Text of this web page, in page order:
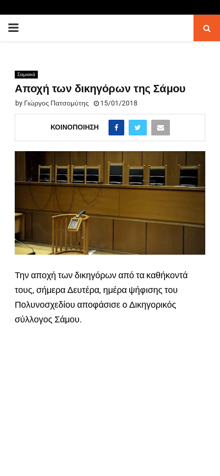
PRIMARY
Σαμιακά
Αποχή των δικηγόρων της Σάμου
by Γιώργος Πατσομύτης 15/01/2018
ΚΟΙΝΟΠΟΊΗΣΗ
Την αποχή των δικηγόρων από τα καθήκοντά
τους, σήμερα Δευτέρα, ημέρα ψήφισης του
Πολυνοσχεδίου αποφάσισε o Δικηγορικός
σύλλογος Σάμου.